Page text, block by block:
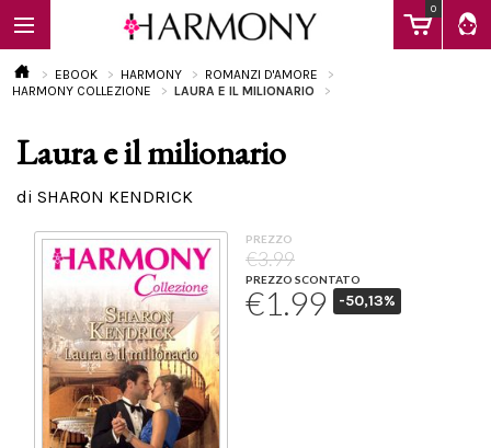
0
EBOOK
Calendario
EBOOK HARMONY
ROMANZI D'AMORE
HARMONY COLLEZIONE
LAURA E IL MILIONARIO
Laura e il milionario
di SHARON KENDRICK
PREZZO
€3.99
PREZZO SCONTATO
€1.99 -50,13%